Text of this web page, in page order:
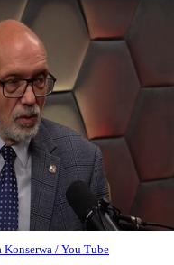
Fot. Otwarta Konserwa / You Tube